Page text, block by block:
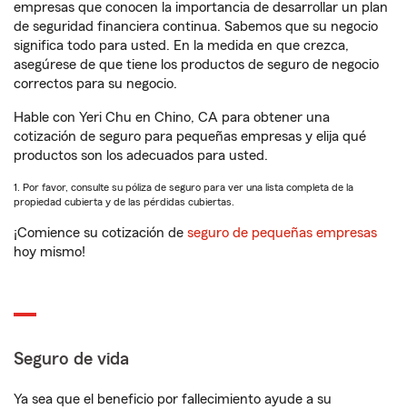
empresas que conocen la importancia de desarrollar un plan
de seguridad financiera continua. Sabemos que su negocio
significa todo para usted. En la medida en que crezca,
asegúrese de que tiene los productos de seguro de negocio
correctos para su negocio.
Hable con Yeri Chu en Chino, CA para obtener una
cotización de seguro para pequeñas empresas y elija qué
productos son los adecuados para usted.
1. Por favor, consulte su póliza de seguro para ver una lista completa de la
propiedad cubierta y de las pérdidas cubiertas.
¡Comience su cotización de seguro de pequeñas empresas
hoy mismo!
Seguro de vida
Ya sea que el beneficio por fallecimiento ayude a su